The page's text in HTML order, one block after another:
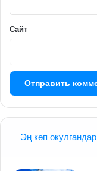
Сайт
Эң көп окулгандар